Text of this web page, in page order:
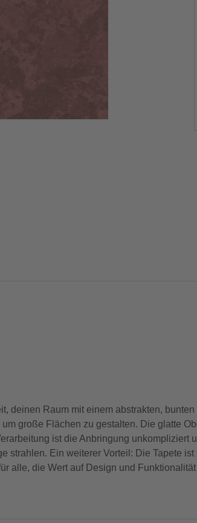
deinen Raum mit einem abstrakten,
große Flächen zu gestalten. Die glatte
ist die Anbringung unkompliziert
Ein weiterer Vorteil: Die Tapete
alle, die Wert auf Design und